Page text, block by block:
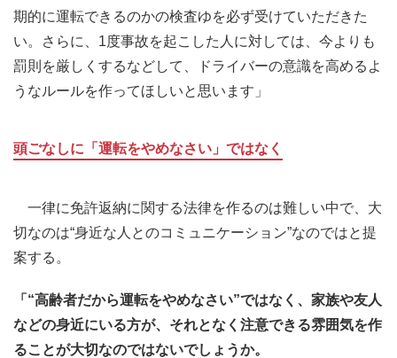
期的に運転できるのかの検査ゆを必ず受けていただきた
い。さらに、1度事故を起こした人に対しては、今よりも
罰則を厳しくするなどして、ドライバーの意識を高めるよ
うなルールを作ってほしいと思います」
頭ごなしに「運転をやめなさい」ではなく
一律に免許返納に関する法律を作るのは難しい中で、大
切なのは“身近な人とのコミュニケーション”なのではと提
案する。
「“高齢者だから運転をやめなさい”ではなく、家族や友人
などの身近にいる方が、それとなく注意できる雰囲気を作
ることが大切なのではないでしょうか。